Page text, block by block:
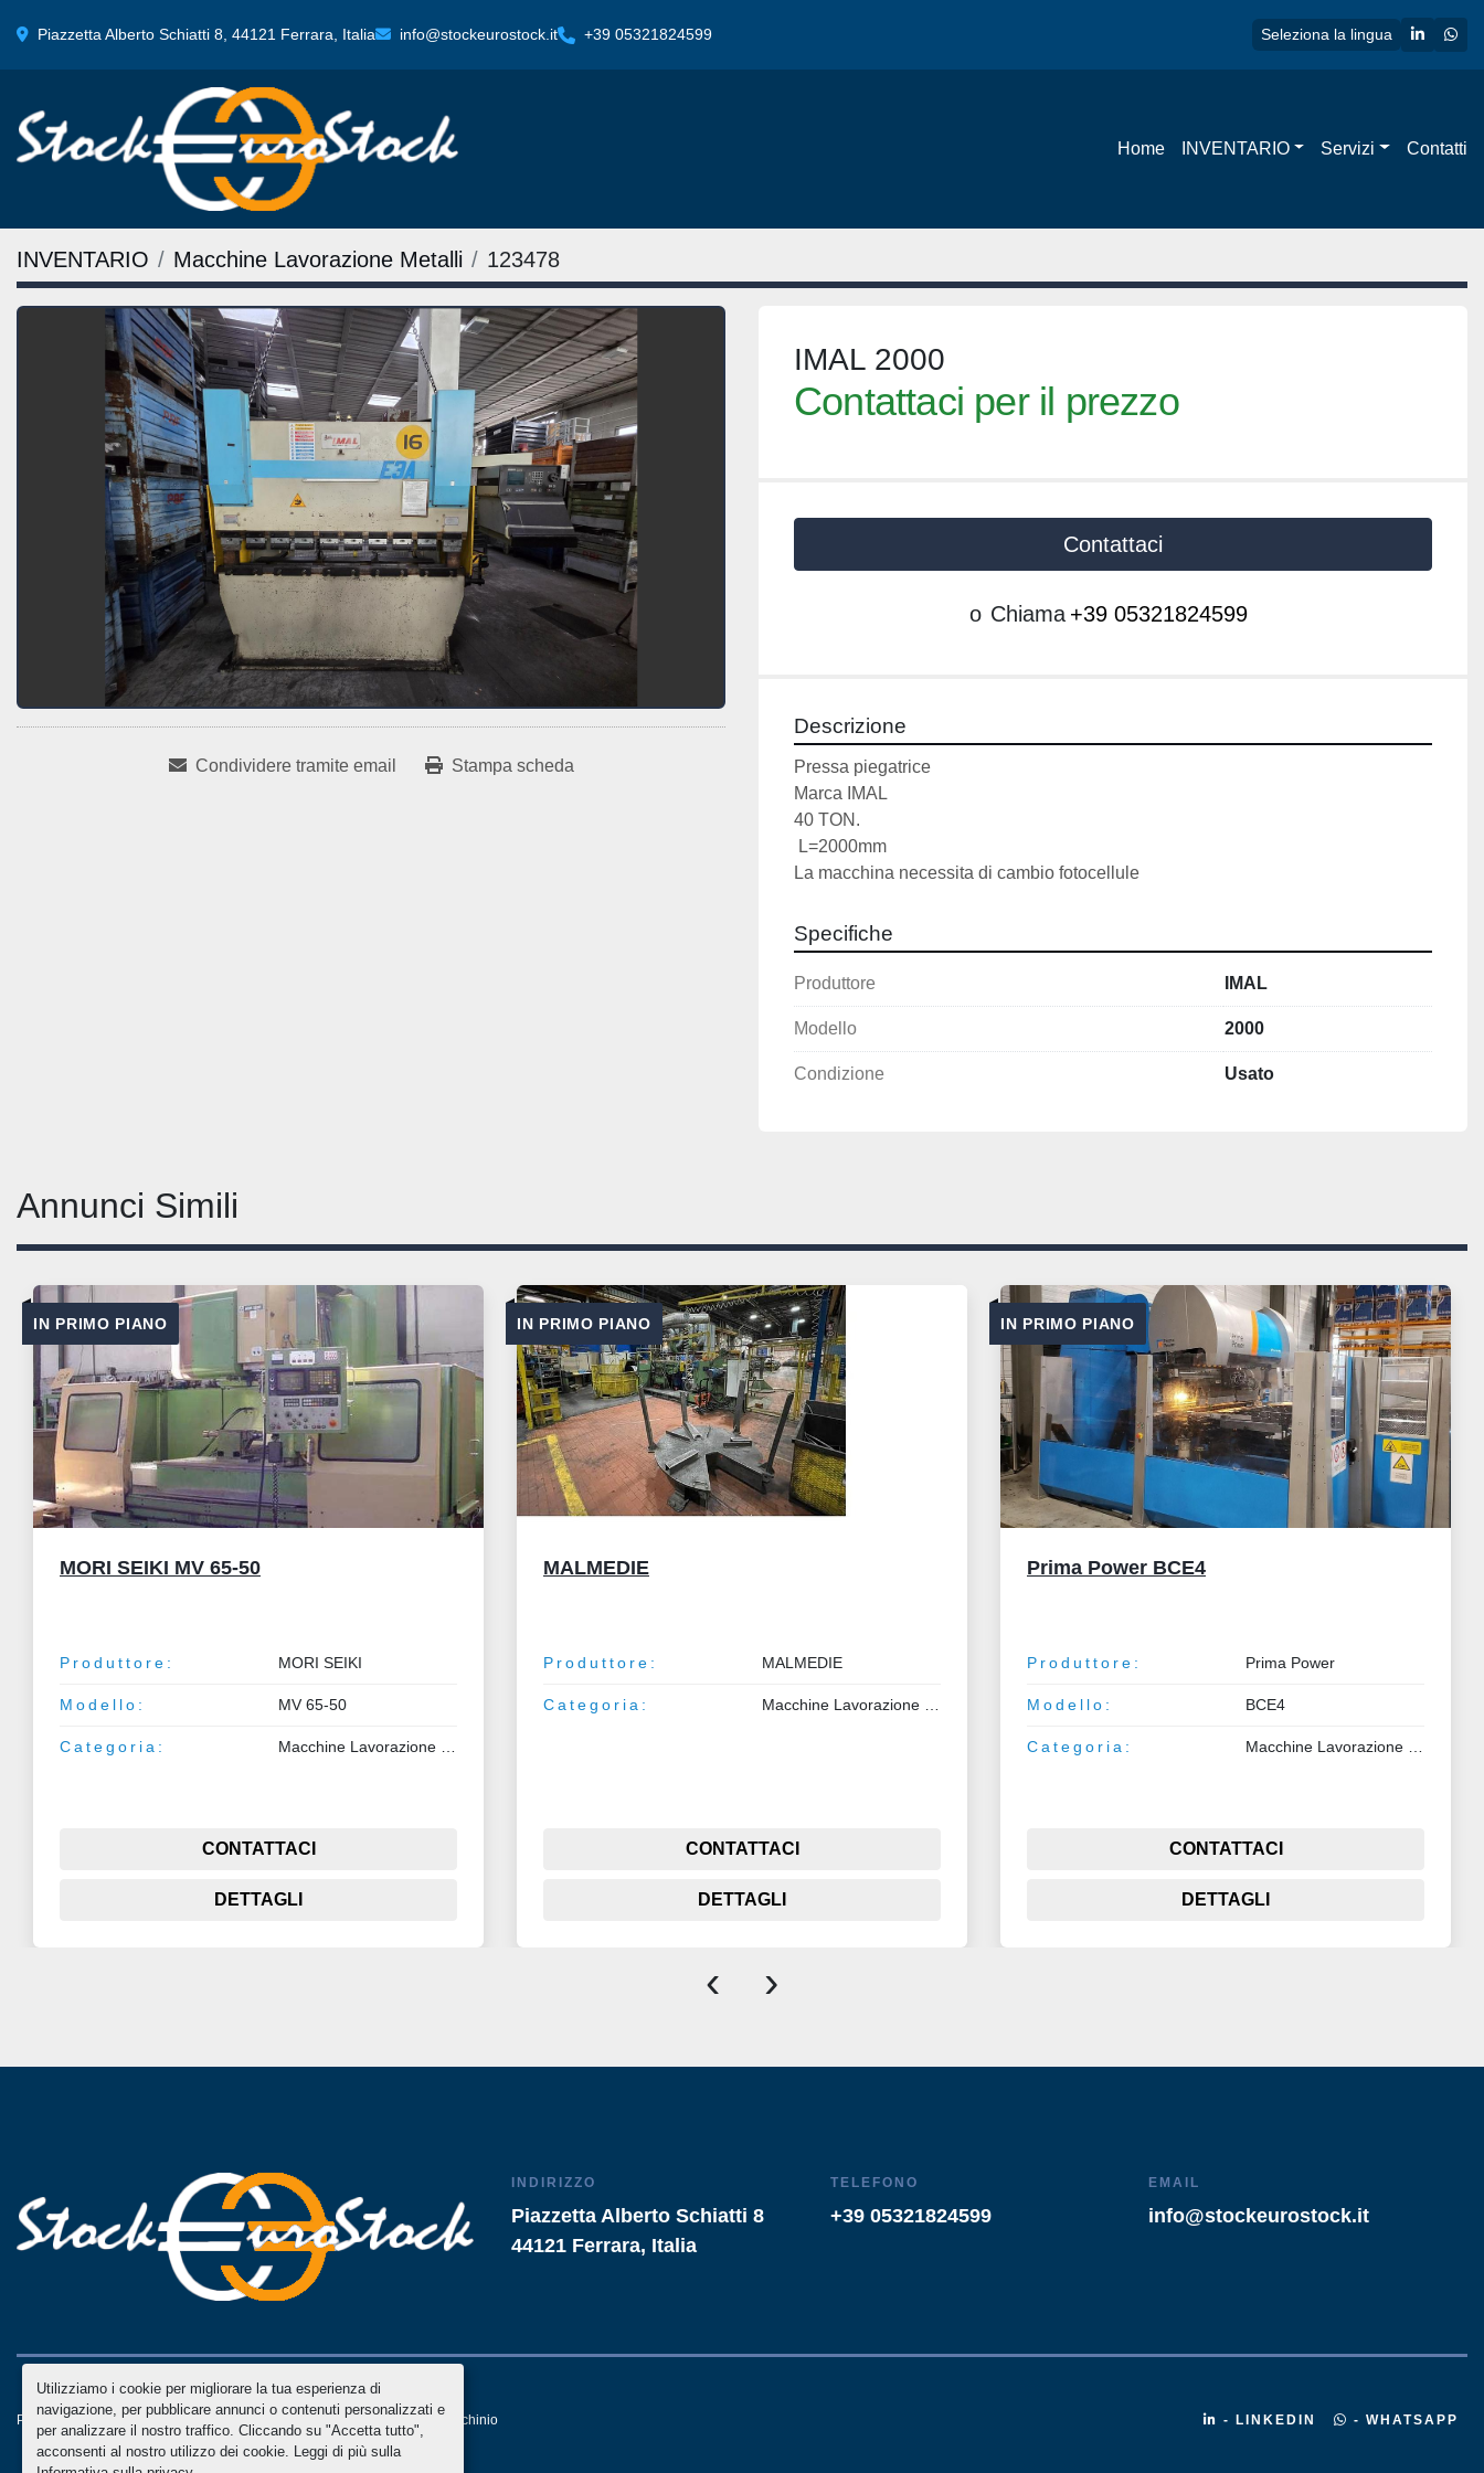
Utilizziamo i cookie per migliorare la tua esperienza di
navigazione, per pubblicare annunci o contenuti personalizzati e
per analizzare il nostro traffico. Cliccando su "Accetta tutto",
acconsenti al nostro utilizzo dei cookie. Leggi di più sulla
Piazzetta Alberto Schiatti 8, 44121 Ferrara, Italia info@stockeurostock.it +39 05321824599 Seleziona la lingua linkedin
Home INVENTARIO Servizi Contatti
INVENTARIO Macchine Lavorazione Metalli 123478
Condividere tramite email Stampa scheda
IMAL 2000
Contattaci per il prezzo
Contattaci
o Chiama +39 05321824599
Descrizione
Pressa piegatrice
Marca IMAL
40 TON.
L=2000mm
La macchina necessita di cambio fotocellule
Specifiche
Produttore IMAL
Modello 2000
Condizione Usato
Annunci Simili
IN PRIMO PIANO
MALMEDIE
Produttore: MALMEDIE
Categoria:
CONTATTACI
DETTAGLI
IN PRIMO PIANO
Prima Power BCE4
Produttore: Prima Power
Modello: BCE4
CONTATTACI
DETTAGLI
IN PRIMO PIANO
GILDEMEISTER VARI MODELLI
Produttore: GILDEMEISTER
Modello: VARI MODELLI
Categoria:
CONTATTACI
DETTAGLI
‹ ›
INDIRIZZO
Piazzetta Alberto Schiatti 8
44121 Ferrara, Italia
TELEFONO
+39 05321824599
EMAIL
info@stockeurostock.it
Personalizza le preferenze sui Cookies Machinio Systemsito web diMachinio - LINKEDIN - WHATSAPP